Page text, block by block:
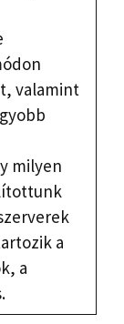
valamint
milyen
a
a